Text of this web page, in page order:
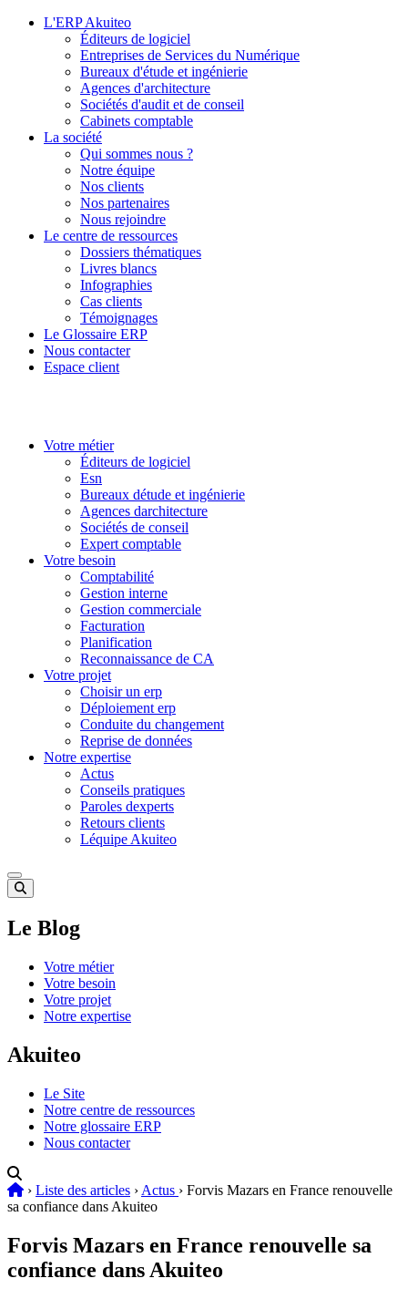
L'ERP Akuiteo
Éditeurs de logiciel
Entreprises de Services du Numérique
Bureaux d'étude et ingénierie
Agences d'architecture
Sociétés d'audit et de conseil
Cabinets comptable
La société
Qui sommes nous ?
Notre équipe
Nos clients
Nos partenaires
Nous rejoindre
Le centre de ressources
Dossiers thématiques
Livres blancs
Infographies
Cas clients
Témoignages
Le Glossaire ERP
Nous contacter
Espace client
Votre métier
Éditeurs de logiciel
Esn
Bureaux détude et ingénierie
Agences darchitecture
Sociétés de conseil
Expert comptable
Votre besoin
Comptabilité
Gestion interne
Gestion commerciale
Facturation
Planification
Reconnaissance de CA
Votre projet
Choisir un erp
Déploiement erp
Conduite du changement
Reprise de données
Notre expertise
Actus
Conseils pratiques
Paroles dexperts
Retours clients
Léquipe Akuiteo
Le Blog
Votre métier
Votre besoin
Votre projet
Notre expertise
Akuiteo
Le Site
Notre centre de ressources
Notre glossaire ERP
Nous contacter
› Liste des articles › Actus › Forvis Mazars en France renouvelle
sa confiance dans Akuiteo
Forvis Mazars en France renouvelle sa
confiance dans Akuiteo